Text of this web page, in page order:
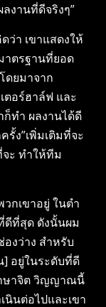
งานที่ดีจริงๆ”
ว่า เขาแสดงให้
าตรฐานที่ยอด
ดยมาจาก
ตอร์ฮาล์ฟ และ
ก็ทํา ผลงานได้ดี
ง”เพิ่มเติมที่จะ
ะ ทําให้ทีม
กเขาอยู่ ในตํา
ดีที่สุด ดังนั้นผม
งว่าง สําหรับ
] อยู่ในระดับที่ดี
กษาจิต วิญญาณนี้
นินต่อไปและเขา